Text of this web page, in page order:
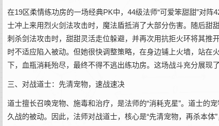
在19区柔情练功房的一场经典PK中，44级法师“可爱笨甜甜”对
士冲上来用烈火剑法攻击时，魔法盾抵消了大部分伤害。随后甜
刺杀剑法攻击时，甜甜灵活走位躲避，并再次用抗拒火环将其推
时不适应陷入被动。但她很快调整策略，在身边铺上火墙，站
下，血瓶消耗殆尽，最终不得不逃出练功房。这场战斗充分展现
三、对战道士：先清宠物，速战速决
道士擅长召唤宠物、施毒和治疗，是法师的“消耗克星”。道士的
久战的被动。因此，法师对战道士，核心是“先清宠物，再杀本体